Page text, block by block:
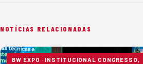
NOTÍCIAS RELACIONADAS
BW EXPO · INSTITUCIONAL CONGRESSO,